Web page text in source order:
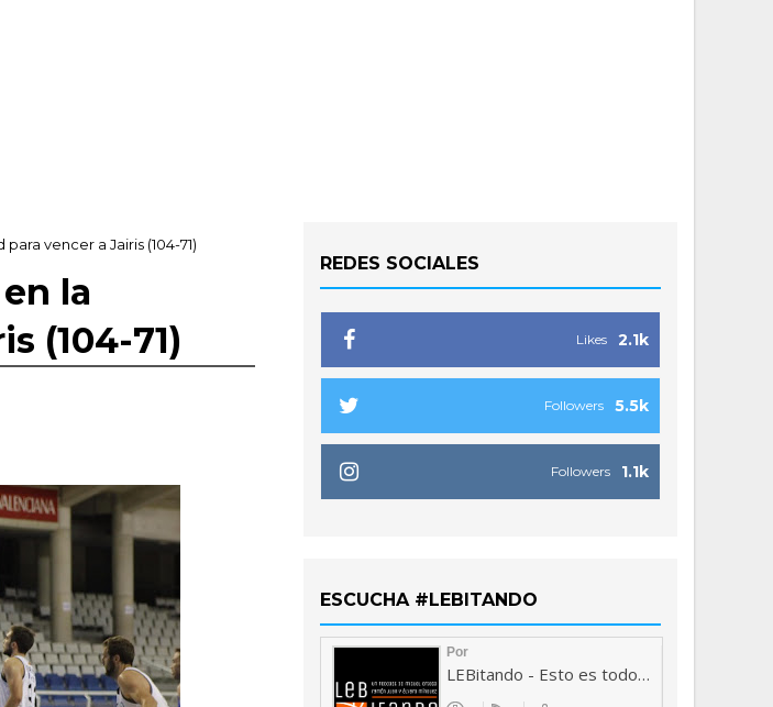
vencer a Jairis (104-71)
la
(104-71)
REDES SOCIALES
2.1k
Likes
5.5k
Followers
1.1k
Followers
ESCUCHA #LEBITANDO